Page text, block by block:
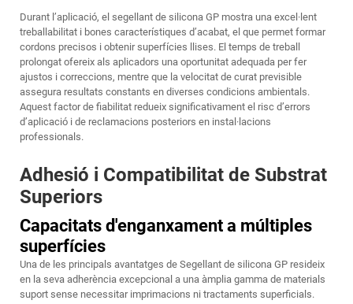
Durant l’aplicació, el segellant de silicona GP mostra una excel·lent
treballabilitat i bones característiques d’acabat, el que permet formar
cordons precisos i obtenir superfícies llises. El temps de treball
prolongat ofereix als aplicadors una oportunitat adequada per fer
ajustos i correccions, mentre que la velocitat de curat previsible
assegura resultats constants en diverses condicions ambientals.
Aquest factor de fiabilitat redueix significativament el risc d’errors
d’aplicació i de reclamacions posteriors en instal·lacions
professionals.
Adhesió i Compatibilitat de Substrat
Superiors
Capacitats d'enganxament a múltiples
superfícies
Una de les principals avantatges de Segellant de silicona GP resideix
en la seva adherència excepcional a una àmplia gamma de materials
suport sense necessitar imprimacions ni tractaments superficials.